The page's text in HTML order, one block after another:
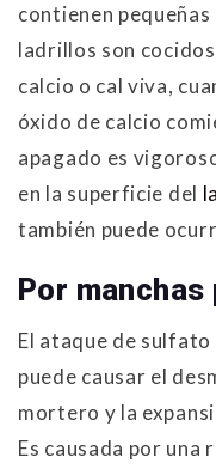
contienen
ladrillos son
calcio o cal viva,
óxido de calcio
apagado es
en la superficie del
también puede
Por
El ataque de sulfato
puede causar el
mortero y la
Es causada por